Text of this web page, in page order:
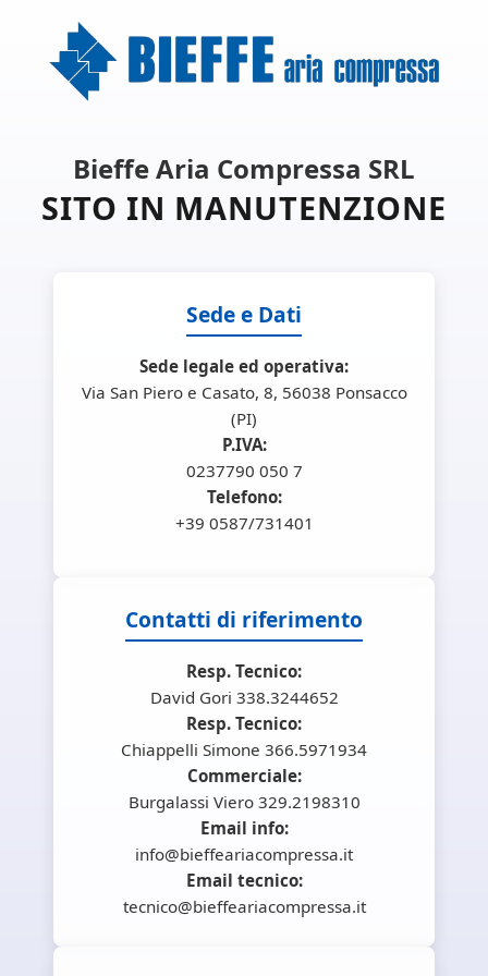
Bieffe Aria Compressa SRL
SITO IN MANUTENZIONE
Sede e Dati
Sede legale ed operativa:
Via San Piero e Casato, 8, 56038 Ponsacco
(PI)
P.IVA:
0237790 050 7
Telefono:
+39 0587/731401
Contatti di riferimento
Resp. Tecnico:
David Gori 338.3244652
Resp. Tecnico:
Chiappelli Simone 366.5971934
Commerciale:
Burgalassi Viero 329.2198310
Email info:
info@bieffeariacompressa.it
Email tecnico:
tecnico@bieffeariacompressa.it